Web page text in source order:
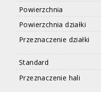
Powierzchnia
Powierzchnia działki
Przeznaczenie działki
Standard
Przeznaczenie hali